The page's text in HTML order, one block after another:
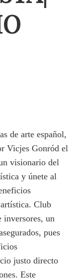
de arte español,
Vicjes Gonród el
visionario del
y únete al
Club
inversores, un
pues
justo directo
Este